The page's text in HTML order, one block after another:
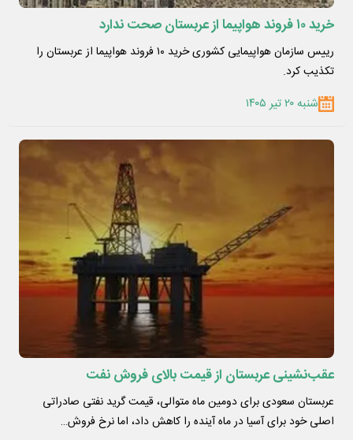
خرید ۱۰ فروند هواپیما از عربستان صحت ندارد
رییس سازمان هواپیمایی کشوری خرید ١٠ فروند هواپیما از عربستان را
تکذیب کرد.
شنبه ۲۰ تیر ۱۴۰۵
عقب‌نشینی عربستان از قیمت بالای فروش نفت
عربستان سعودی برای دومین ماه متوالی، قیمت گرید نفتی صادراتی
اصلی خود برای آسیا در ماه آینده را کاهش داد، اما نرخ فروش…